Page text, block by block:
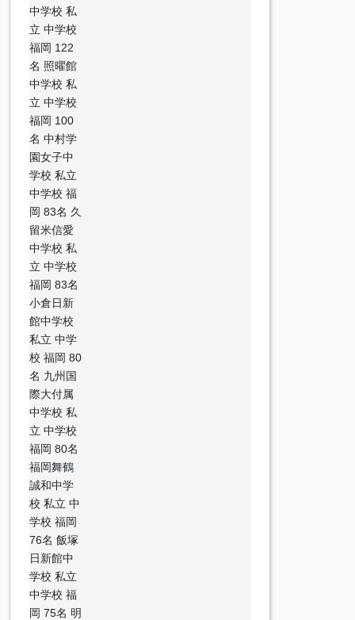
中学校 私
立 中学校
福岡 122
名 照曜館
中学校 私
立 中学校
福岡 100
名 中村学
園女子中
学校 私立
中学校 福
岡 83名 久
留米信愛
中学校 私
立 中学校
福岡 83名
小倉日新
館中学校
私立 中学
校 福岡 80
名 九州国
際大付属
中学校 私
立 中学校
福岡 80名
福岡舞鶴
誠和中学
校 私立 中
学校 福岡
76名 飯塚
日新館中
学校 私立
中学校 福
岡 75名 明